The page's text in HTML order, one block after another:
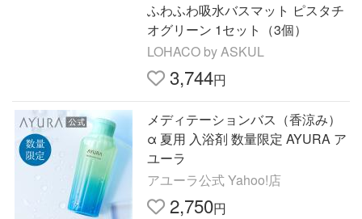
ふわふわ吸水バスマット ピスタチ
オグリーン 1セット（3個）
LOHACO by ASKUL
3,744円
メディテーションバス（香涼み）
α 夏用 入浴剤 数量限定 AYURA ア
ユーラ
アユーラ公式 Yahoo!店
2,750円